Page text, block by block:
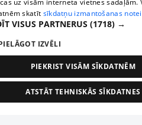
uz visām interneta vietnes
skatīt sīkdatņu izmantošanas
VISUS PARTNERUS (1718) →
IZVĒLI
PIEKRIST VISĀM SĪKDATNĒM
ATSTĀT TEHNISKĀS SĪKDATNES